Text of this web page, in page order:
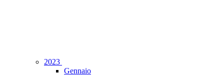
2023
Gennaio